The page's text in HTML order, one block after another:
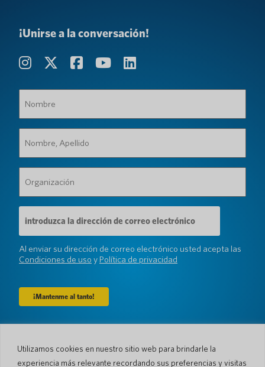
Utilizamos cookies en nuestro sitio web para brindarle la
experiencia más relevante recordando sus preferencias y visitas
¡Unirse a la conversación!
(Requerido)
Apellido
(Requerido)
(Requerido)
Dirección
de
correo
electrónico
(Requerido)
Al enviar su dirección de correo electrónico usted acepta las
Condiciones de uso y Política de privacidad
Compañía
Sobre nosotros Sala de prensa